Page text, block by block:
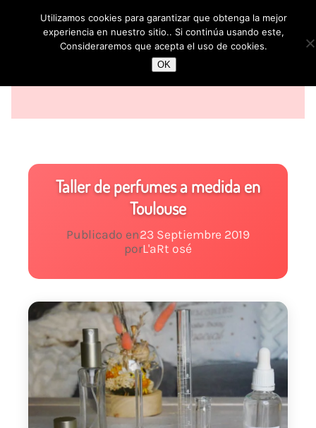
Taller de perfumes a medida en
Toulouse
Publicado en23 Septiembre 2019
porL'aRt osé
Utilizamos cookies para garantizar que obtenga la mejor
experiencia en nuestro sitio.. Si continúa usando este,
Consideraremos que acepta el uso de cookies.
OK